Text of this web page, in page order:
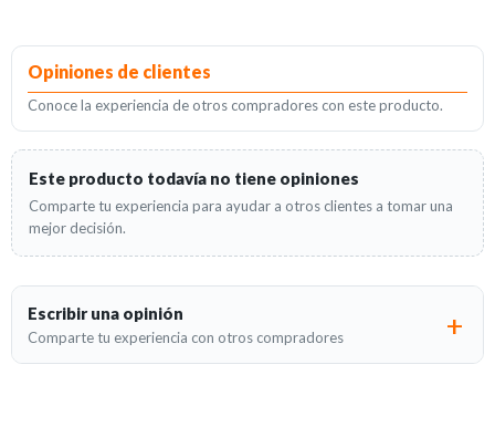
Opiniones de clientes
Conoce la experiencia de otros compradores con este producto.
Este producto todavía no tiene opiniones
Comparte tu experiencia para ayudar a otros clientes a tomar una
mejor decisión.
Escribir una opinión
Comparte tu experiencia con otros compradores